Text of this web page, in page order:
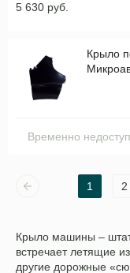
5 630 руб.
Крыло переднее
Временно
1 2
Крыло машины –
встречает летящие
другие дорожные